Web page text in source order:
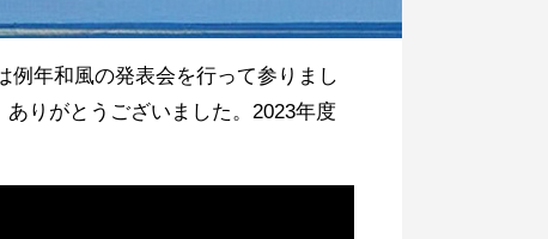
年和風の発表会を行って参りまし
りがとうございました。2023年度